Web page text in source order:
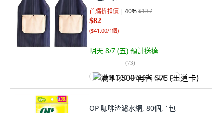
首購折扣價 40%$137
$82
($41.00/1個)
明天 8/7 (五) 預計送達
(73)
满 $1,500 再省 $75 (王道卡)
OP 咖啡渣濾水網, 80個, 1包